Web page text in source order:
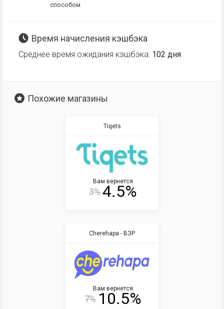
способом
Время начисления кэшбэка
Среднее время ожидания кэшбэка: 102 дня
Похожие магазины
Tiqets
Вам вернется
3%4.5%
Cherehapa - ВЗР
Вам вернется
7% 10.5%